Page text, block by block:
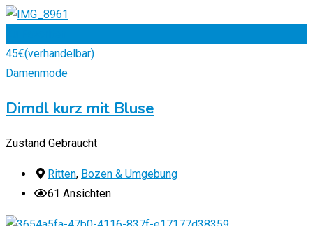
45€(verhandelbar)
Damenmode
Dirndl kurz mit Bluse
Zustand Gebraucht
Ritten, Bozen & Umgebung
61 Ansichten